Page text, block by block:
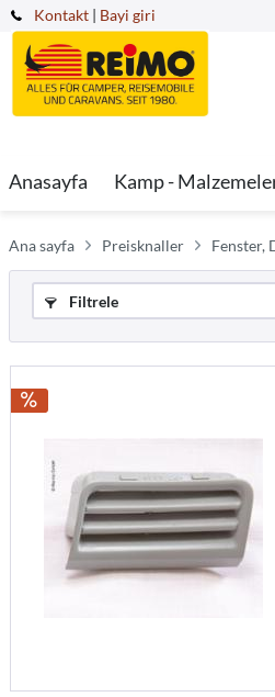
Kontakt | Bayi giri
Anasayfa Kamp -
Ana sayfa Preisknaller Fenster,
Filtrele